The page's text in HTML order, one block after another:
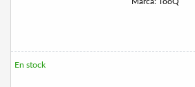
En stock